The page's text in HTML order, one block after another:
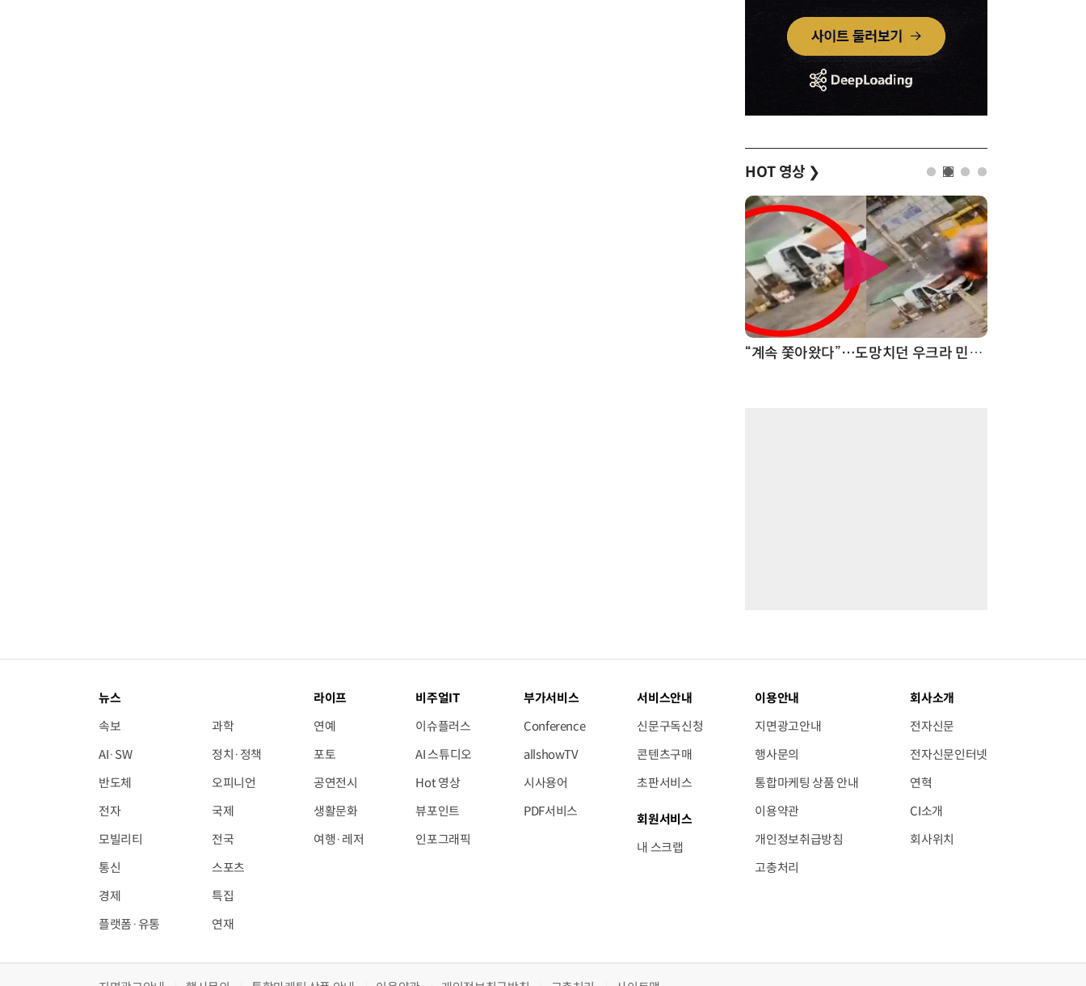
HOT 영상 ❯
“계속 쫓아왔다”…도망치던 우크라 민간인 공격한 러 자폭 드론
뉴스
속보
AI·SW
반도체
전자
모빌리티
통신
경제
플랫폼·유통
과학
정치·정책
오피니언
국제
전국
스포츠
특집
연재
라이프
연예
포토
공연전시
생활문화
여행·레저
비주얼IT
이슈플러스
AI 스튜디오
Hot 영상
뷰포인트
인포그래픽
부가서비스
Conference
allshowTV
시사용어
PDF서비스
서비스안내
신문구독신청
콘텐츠구매
초판서비스
회원서비스
내 스크랩
이용안내
지면광고안내
행사문의
통합마케팅 상품 안내
이용약관
개인정보취급방침
고충처리
회사소개
전자신문
전자신문인터넷
연혁
CI소개
회사위치